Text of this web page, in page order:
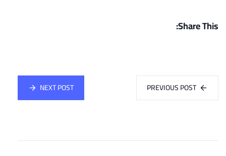
Share This:
PREVIOUS POST
NEXT POST